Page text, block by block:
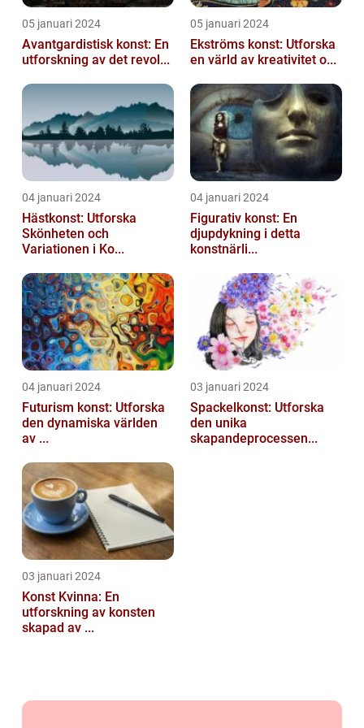
05 januari 2024
Avantgardistisk konst: En
utforskning av det revol...
05 januari 2024
Ekströms konst: Utforska
en värld av kreativitet o...
04 januari 2024
Hästkonst: Utforska
Skönheten och
Variationen i Ko...
04 januari 2024
Figurativ konst: En
djupdykning i detta
konstnärli...
04 januari 2024
Futurism konst: Utforska
den dynamiska världen
av ...
03 januari 2024
Spackelkonst: Utforska
den unika
skapandeprocessen...
03 januari 2024
Konst Kvinna: En
utforskning av konsten
skapad av ...